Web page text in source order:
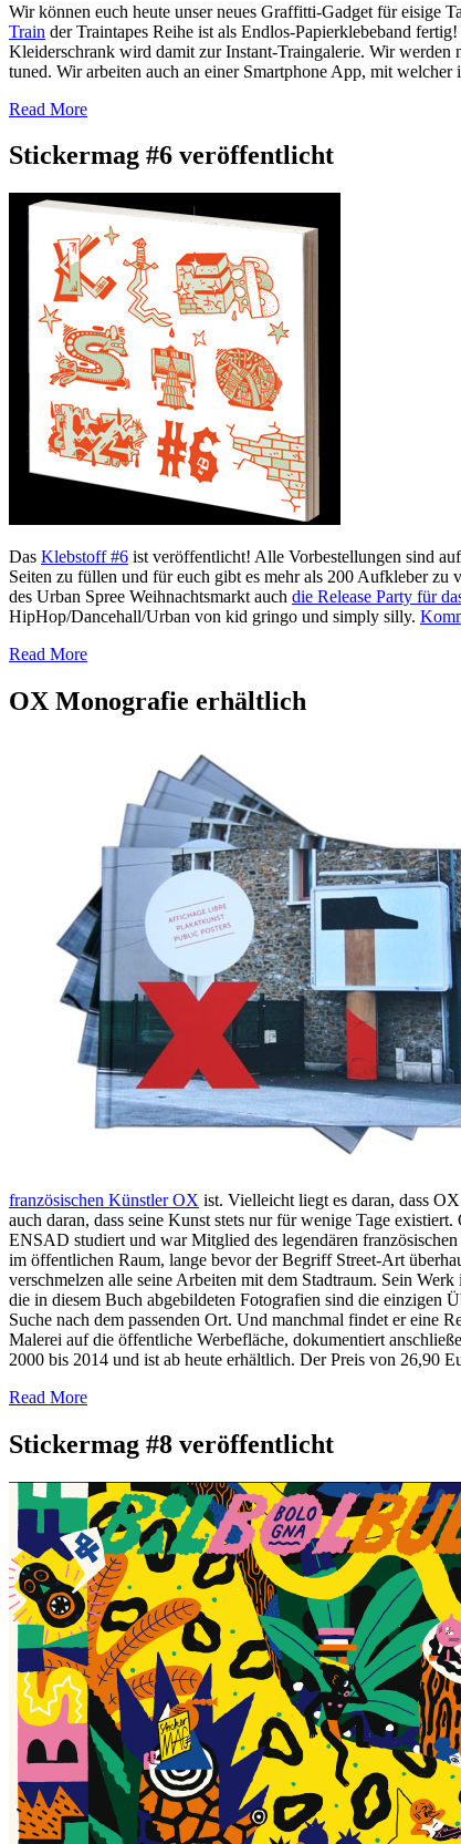
Wir können euch heute unser neues Graffitti-Gadget für eisige
Train der Traintapes Reihe ist als Endlos-Papierklebeband
Kleiderschrank wird damit zur Instant-Traingalerie. Wir
tuned. Wir arbeiten auch an einer Smartphone App, mit
Read More
Stickermag #6 veröffentlicht
Das Klebstoff #6 ist veröffentlicht! Alle Vorbestellungen sind
Seiten zu füllen und für euch gibt es mehr als 200 Aufkleber
des Urban Spree Weihnachtsmarkt auch die Release Party für
HipHop/Dancehall/Urban von kid gringo und simply silly.
Read More
OX Monografie erhältlich
französischen Künstler OX ist. Vielleicht liegt es daran, dass
auch daran, dass seine Kunst stets nur für wenige Tage
ENSAD studiert und war Mitglied des legendären
im öffentlichen Raum, lange bevor der Begriff Street-Art
verschmelzen alle seine Arbeiten mit dem Stadtraum. Sein
die in diesem Buch abgebildeten Fotografien sind die einzigen
Suche nach dem passenden Ort. Und manchmal findet er eine
Malerei auf die öffentliche Werbefläche, dokumentiert
2000 bis 2014 und ist ab heute erhältlich. Der Preis von 26,90
Read More
Stickermag #8 veröffentlicht